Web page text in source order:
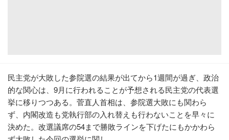
民主党が大敗した参院選の結果が出てから1週間が過ぎ、政治
的な関心は、9月に行われることが予想される民主党の代表選
挙に移りつつある。菅直人首相は、参院選大敗にも関わら
ず、内閣改造も党執行部の入れ替えも行わないことを早々に
決めた。改選議席の54まで勝敗ラインを下げたにもかかわら